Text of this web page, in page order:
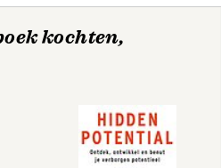
kochten,